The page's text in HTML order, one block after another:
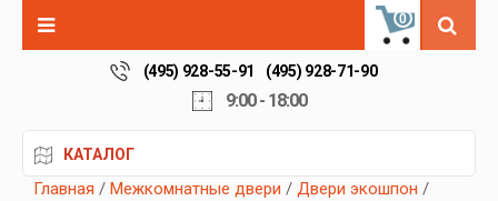
0
(495) 928-55-91 (495) 928-71-90
9:00 - 18:00
КАТАЛОГ
Главная / Межкомнатные двери / Двери экошпон /